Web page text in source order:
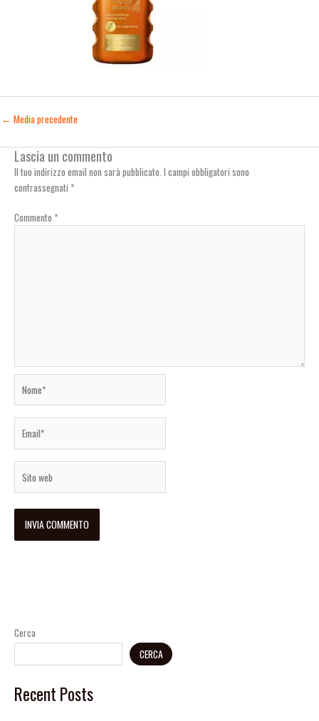
Cerca
CERCA
Recent Posts
← Media precedente
Lascia un commento
Il tuo indirizzo email non sarà pubblicato. I campi obbligatori sono
contrassegnati *
Commento *
web